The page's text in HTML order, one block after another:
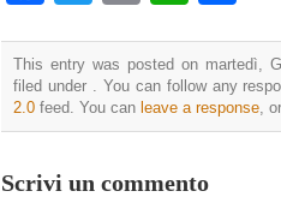
This entry was posted on martedì,
filed under . You can follow any
2.0 feed. You can leave a response ,
Scrivi un commento